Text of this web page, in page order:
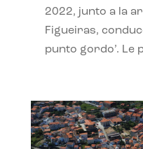
2022, junto a la
Figueiras,
punto gordo’. Le